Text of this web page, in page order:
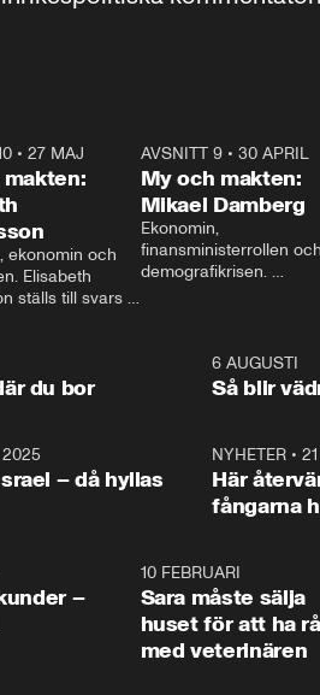
•27 MAJ
ekonomin och
Elisabeth
ställs till svars
AVSNITT 9• 30 APRIL
My och makten:
Mikael Damberg
Ekonomin,
finansministerrollen och
demografikrisen.
och Makten.
1:06
du bor
6 AUGUSTI
Så blir
2025
– då hyllas
NYHETER •
Här
fångarna
–
10 FEBRUARI
Sara måste sälja
huset för att ha
med veterinären